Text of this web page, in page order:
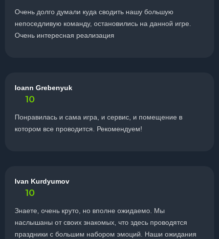
Очень долго думали куда сводить нашу большую
непоседливую команду, остановились на данной игре.
Очень интересная реализация
Ioann Grebenyuk
10
Понравилась и сама игра, и сервис, и помещение в
котором все проводится. Рекомендуем!
Ivan Kurdyumov
10
Знаете, очень круто, но вполне ожидаемо. Мы
наслышаны от своих знакомых, что здесь проводятся
праздники с большим набором эмоций. Наши ожидания